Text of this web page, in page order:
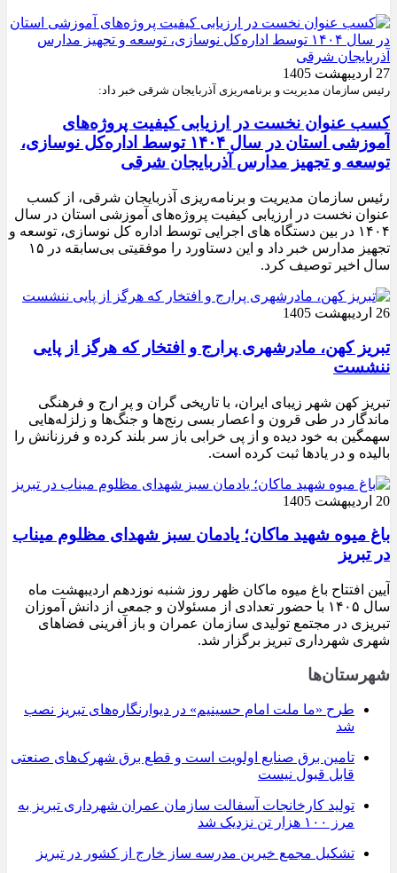
27 اردیبهشت 1405
رئیس سازمان مدیریت و برنامه‌ریزی آذربایجان شرقی خبر داد:
کسب عنوان نخست در ارزیابی کیفیت پروژه‌های
آموزشی استان در سال ۱۴۰۴ توسط اداره‌کل نوسازی،
توسعه و تجهیز مدارس آذربایجان شرقی
رئیس سازمان مدیریت و برنامه‌ریزی آذربایجان شرقی، از کسب
عنوان نخست در ارزیابی کیفیت پروژه‌های آموزشی استان در سال
۱۴۰۴ در بین دستگاه های اجرایی توسط اداره کل نوسازی، توسعه و
تجهیز مدارس خبر داد و این دستاورد را موفقیتی بی‌سابقه در ۱۵
سال اخیر توصیف کرد.
26 اردیبهشت 1405
تبریز کهن، مادرشهری پرارج و افتخار که هرگز از پایی
ننشست
تبریز کهن شهر زیبای ایران، با تاریخی گران و پر ارج و فرهنگی
ماندگار در طی قرون و اعصار بسی رنج‌ها و جنگ‌ها و زلزله‌هایی
سهمگین به خود دیده و از پی خرابی باز سر بلند کرده و فرزنانش را
بالیده و در یادها ثبت کرده است.
20 اردیبهشت 1405
باغ میوه شهید ماکان؛ یادمان سبز شهدای مظلوم میناب
در تبریز
آیین افتتاح باغ میوه ماکان ظهر روز شنبه نوزدهم اردیبهشت ماه
سال ۱۴۰۵ با حضور تعدادی از مسئولان و جمعی از دانش آموزان
تبریزی در مجتمع تولیدی سازمان عمران و باز آفرینی فضاهای
شهری شهرداری تبریز برگزار شد.
شهرستان‌ها
طرح «ما ملت امام حسینیم» در دیوارنگاره‌های تبریز نصب
شد
تامین برق صنایع اولویت است و قطع برق شهرک‌های صنعتی
قابل قبول نیست
تولید کارخانجات آسفالت سازمان عمران شهرداری تبریز به
مرز ۱۰۰ هزار تن نزدیک شد
تشکیل مجمع خیرین مدرسه ‌ساز خارج از کشور در تبریز